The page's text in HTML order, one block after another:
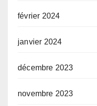
février 2024
janvier 2024
décembre 2023
novembre 2023